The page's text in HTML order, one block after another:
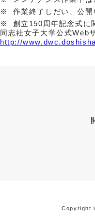
作業終了しだい、公開
創立150周年記念式に
同志社女子大学公式Web
http://
Copyright